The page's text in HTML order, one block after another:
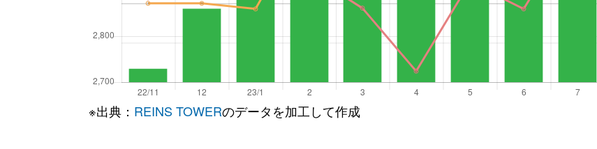
※出典： REINS TOWERのデータを加工して作成